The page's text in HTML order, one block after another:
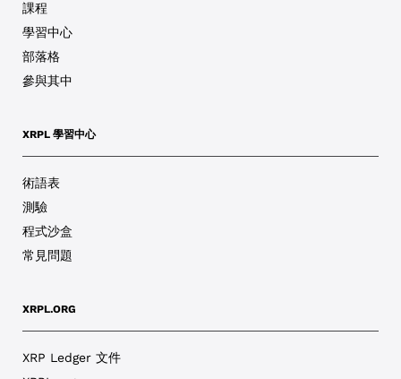
課程
學習中心
部落格
參與其中
XRPL 學習中心
術語表
測驗
程式沙盒
常見問題
XRPL.ORG
XRP Ledger 文件